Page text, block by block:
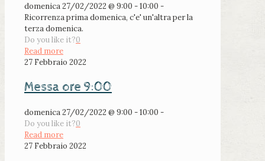
domenica 27/02/2022 @ 9:00 - 10:00 -
Ricorrenza prima domenica, c'e' un'altra per la
terza domenica.
Do you like it?0
Read more
27 Febbraio 2022
Messa ore 9:00
domenica 27/02/2022 @ 9:00 - 10:00 -
Do you like it?0
Read more
27 Febbraio 2022